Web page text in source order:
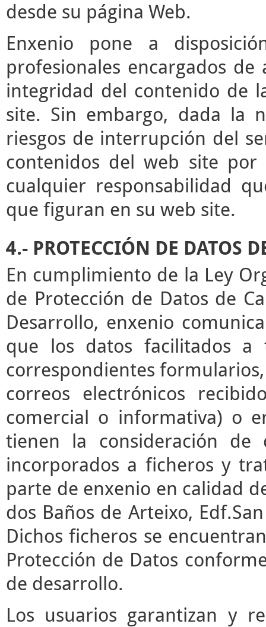
desde su página Web.
Enxenio pone a
profesionales encargados
integridad del contenido de
site. Sin embargo, dada la
riesgos de interrupción del
contenidos del web site por
cualquier responsabilidad
que figuran en su web site.
4.- PROTECCIÓN DE DATOS
En cumplimiento de la Ley
de Protección de Datos de
Desarrollo, enxenio
que los datos facilitados
correspondientes
correos electrónicos
comercial o informativa) o
tienen la consideración de
incorporados a ficheros y
parte de enxenio en calidad
dos Baños de Arteixo,
Dichos ficheros se
Protección de Datos
de desarrollo.
Los usuarios garantizan y